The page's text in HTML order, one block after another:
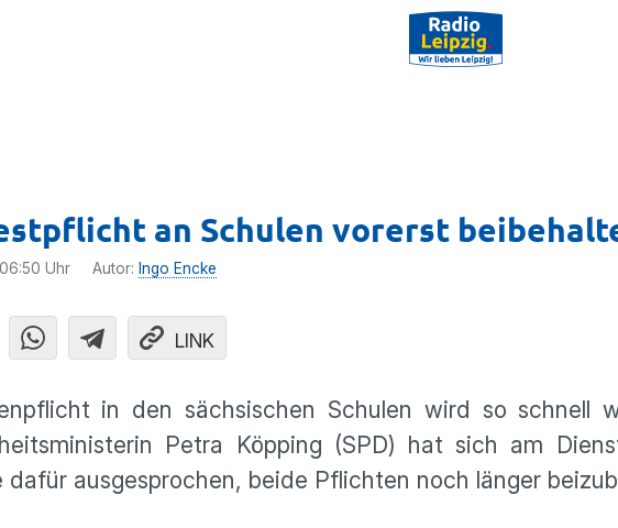
an Schulen vorerst
Uhr Autor: Ingo Encke
LINK
in den sächsischen Schulen wird so schnell
Petra Köpping (SPD) hat sich am
ausgesprochen, beide Pflichten noch länger